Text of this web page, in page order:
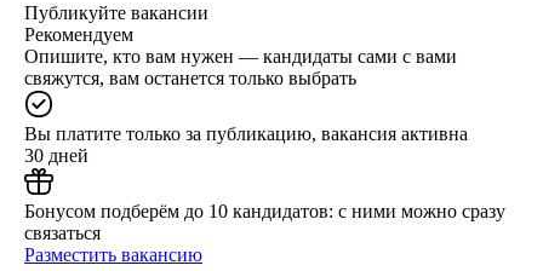
Публикуйте вакансии
Рекомендуем
Опишите, кто вам нужен — кандидаты сами с вами
свяжутся, вам останется только выбрать
Вы платите только за публикацию, вакансия активна
30 дней
Бонусом подберём до 10 кандидатов: с ними можно сразу
связаться
Разместить вакансию